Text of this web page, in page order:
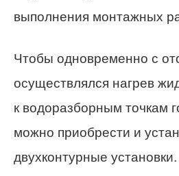
выполнения монтажных
Чтобы одновременно с
осуществлялся нагрев
к водоразборным точкам
можно приобрести и
двухконтурные установки.